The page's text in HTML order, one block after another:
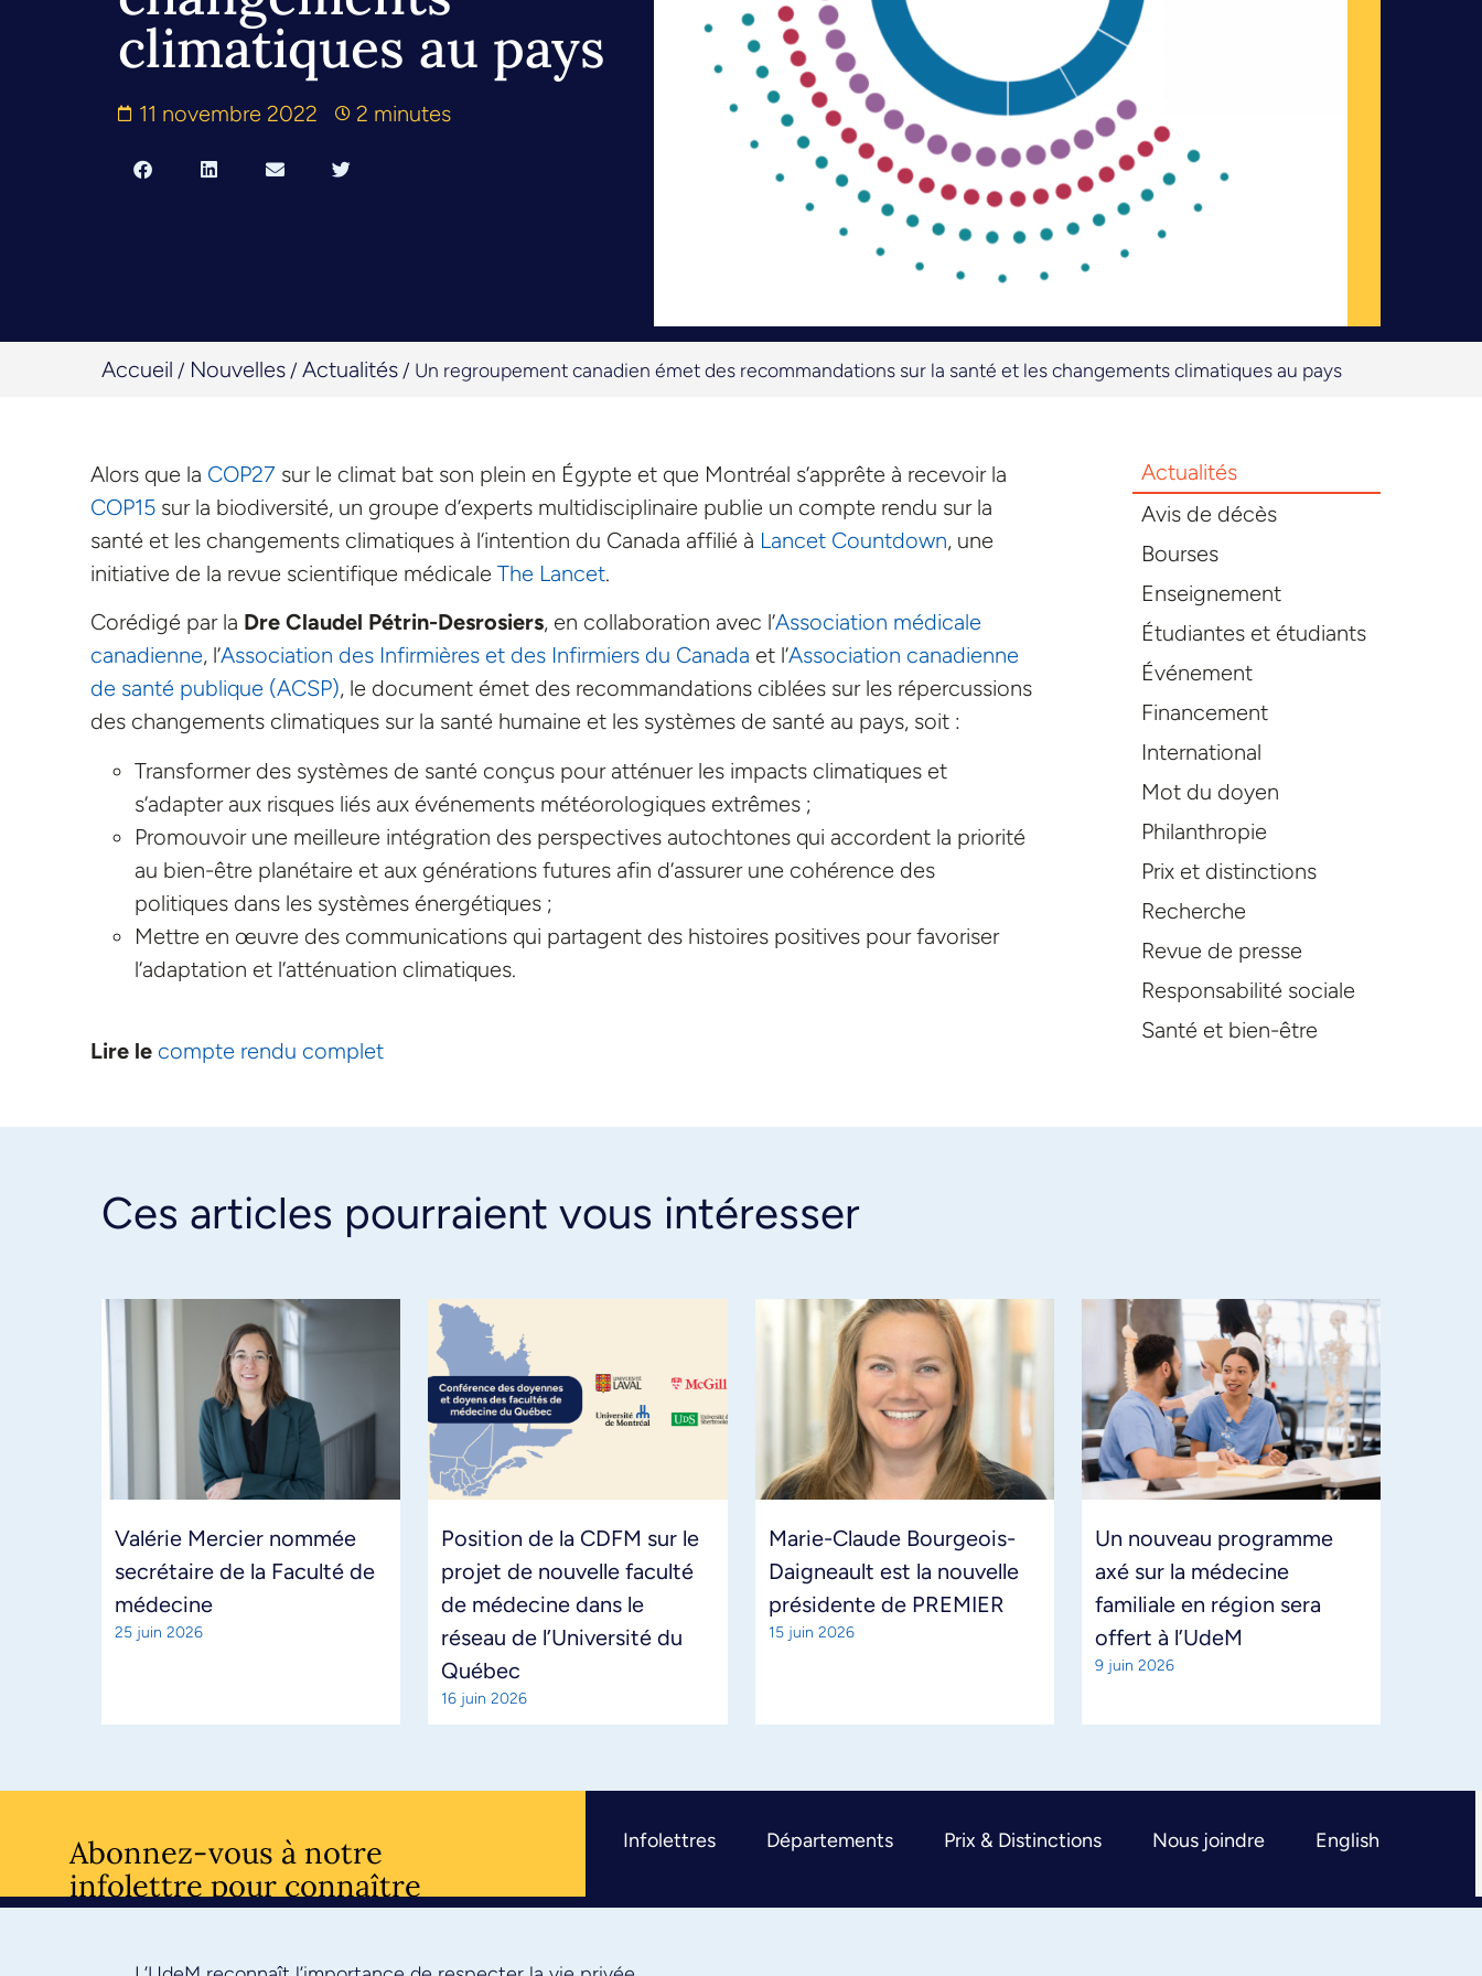
climatiques au pays
11 novembre 2022 2 minutes
Accueil / Nouvelles / Actualités / Un regroupement canadien émet des recommandations sur la santé et les changements climatiques au pays
Alors que la COP27 sur le climat bat son plein en Égypte et que Montréal s’apprête à recevoir la
COP15 sur la biodiversité, un groupe d’experts multidisciplinaire publie un compte rendu sur la
santé et les changements climatiques à l’intention du Canada affilié à Lancet Countdown, une
initiative de la revue scientifique médicale The Lancet.
Corédigé par la Dre Claudel Pétrin-Desrosiers, en collaboration avec l’Association médicale
canadienne, l’Association des Infirmières et des Infirmiers du Canada et l’Association canadienne
de santé publique (ACSP), le document émet des recommandations ciblées sur les répercussions
des changements climatiques sur la santé humaine et les systèmes de santé au pays, soit :
Transformer des systèmes de santé conçus pour atténuer les impacts climatiques et
s’adapter aux risques liés aux événements météorologiques extrêmes ;
Promouvoir une meilleure intégration des perspectives autochtones qui accordent la priorité
au bien-être planétaire et aux générations futures afin d’assurer une cohérence des
politiques dans les systèmes énergétiques ;
Mettre en œuvre des communications qui partagent des histoires positives pour favoriser
l’adaptation et l’atténuation climatiques.
Lire le compte rendu complet
Actualités
Avis de décès
Bourses
Enseignement
Étudiantes et étudiants
Événement
Financement
International
Mot du doyen
Philanthropie
Prix et distinctions
Recherche
Revue de presse
Responsabilité sociale
Santé et bien-être
Ces articles pourraient vous intéresser
Valérie Mercier nommée
secrétaire de la Faculté de
médecine
25 juin 2026
Position de la CDFM sur le
projet de nouvelle faculté
de médecine dans le
réseau de l’Université du
Québec
16 juin 2026
Marie-Claude Bourgeois-
Daigneault est la nouvelle
présidente de PREMIER
15 juin 2026
Un nouveau programme
axé sur la médecine
familiale en région sera
offert à l’UdeM
9 juin 2026
Abonnez-vous à notre
infolettre pour connaître
l’actualité facultaire
Infolettres Départements Prix & Distinctions Nous joindre English